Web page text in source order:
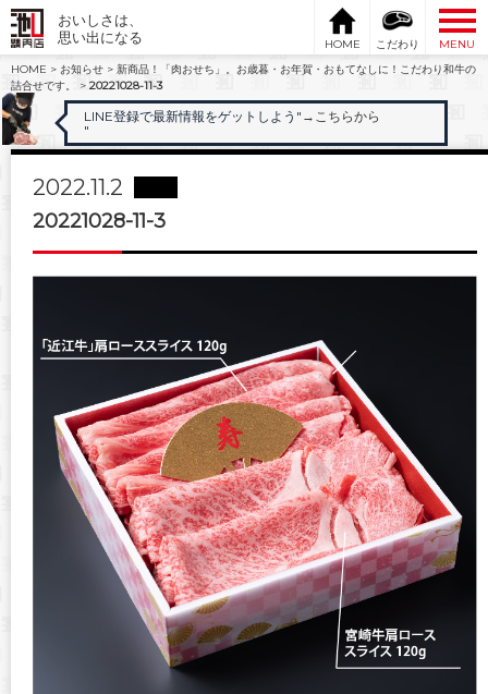
おいしさは、
思い出になる
HOME こだわり
MENU
HOME > お知らせ > 新商品！「肉おせち」。お歳暮・お年賀・おもてなしに！こだわり和牛の
詰合せです。
> 20221028-11-3
LINE登録で最新情報をゲットしよう" →こちらから
"
2022.11.2
20221028-11-3